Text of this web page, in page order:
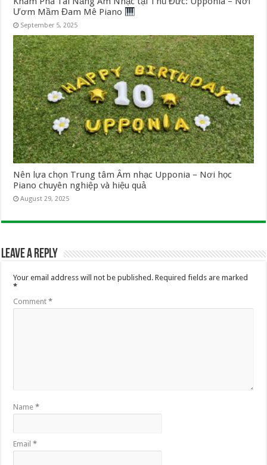
Ươm Mầm Đam Mê Piano
September 5, 2025
Nên lựa chọn Trung tâm Âm nhạc Upponia – Nơi học
Piano chuyên nghiệp và hiệu quả
August 29, 2025
Leave a Reply
Your email address will not be published. Required fields are marked
*
Comment*
Name*
Email*